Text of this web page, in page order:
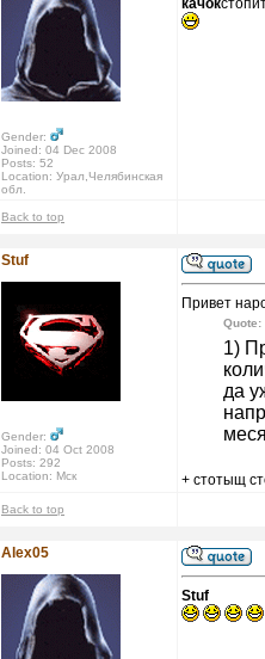
Gender:
Joined: 04 Dec 2008
Posts: 52
Location: Урал,Челябинская
обл.
качок
Back to top
Stuf
Gender:
Joined: 04 Oct 2008
Posts: 292
Location: Мск
Привет
Quote:
1)
да
+ стотыщ
Back to top
Alex05
Stuf